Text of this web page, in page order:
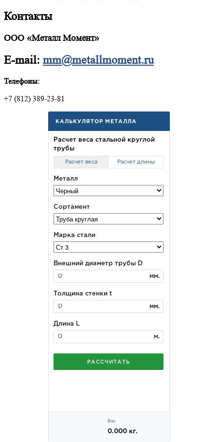
Контакты
ООО «Металл Момент»
E-mail: mm@metallmoment.ru
Телефоны:
+7 (812) 389-23-81